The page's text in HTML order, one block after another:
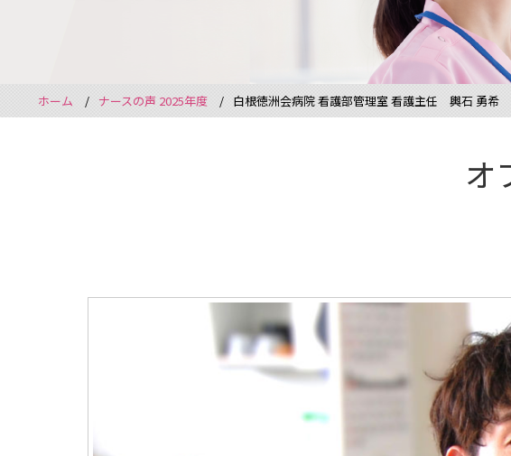
ホーム ナースの声 2025年度 白根徳洲会病院 看護部管理室 看護主任 輿石 勇希
オ